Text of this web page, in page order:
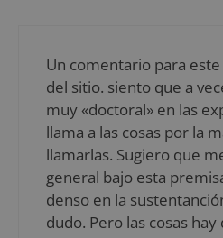
Un comentario para
del sitio. siento que a
muy «doctoral» en las
llama a las cosas por la
llamarlas. Sugiero que
general bajo esta
denso en la
dudo. Pero las cosas